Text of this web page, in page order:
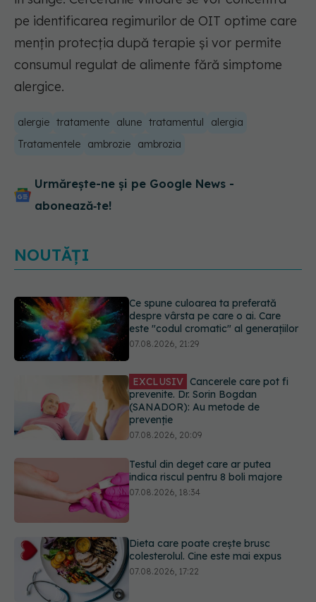
pe identificarea regimurilor de OIT optime care
mențin protecția după terapie și vor permite
consumul regulat de alimente fără simptome
alergice.
alergie tratamente alune tratamentul
alergia
Tratamentele
ambrozie ambrozia
Urmărește-ne și pe Google News -
abonează‑te!
NOUTĂȚI
EXCLUSIV Cancerele care pot fi
prevenite. Dr. Sorin Bogdan
(SANADOR): Au metode de
prevenție
Testul din deget care ar putea
indica riscul pentru 8 boli majore
07.08.2026, 18:34
Dieta care poate crește brusc
colesterolul. Cine este mai expus
07.08.2026, 17:22
PNRR: 174 de milioane de lei pentru
sănătate într-o singură săptămână.
Ce spitale primesc bani